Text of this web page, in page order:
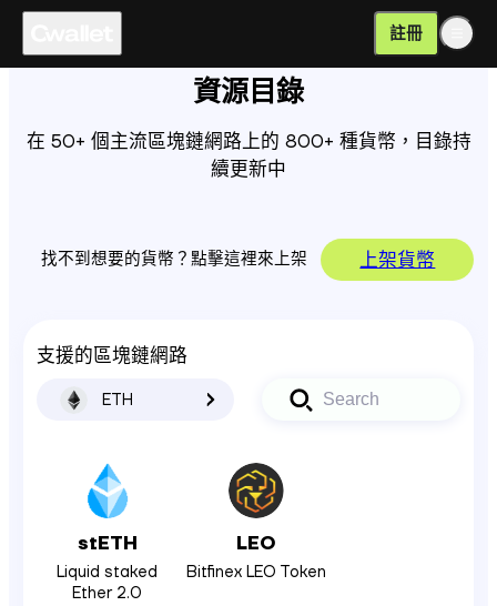
註冊
資源目錄
在 50+ 個主流區塊鏈網路上的 800+ 種貨幣，目錄持
續更新中
找不到想要的貨幣？點擊這裡來上架 上架貨幣
支援的區塊鏈網路
ETH
stETH
Liquid staked
Ether 2.0
LEO
Bitfinex LEO Token